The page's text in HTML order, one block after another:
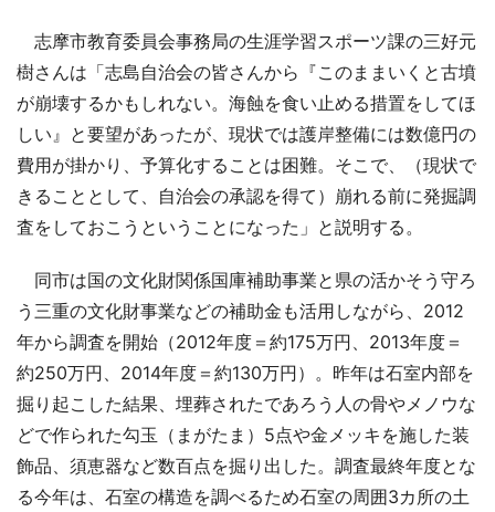
志摩市教育委員会事務局の生涯学習スポーツ課の三好元
樹さんは「志島自治会の皆さんから『このままいくと古墳
が崩壊するかもしれない。海蝕を食い止める措置をしてほ
しい』と要望があったが、現状では護岸整備には数億円の
費用が掛かり、予算化することは困難。そこで、（現状で
きることとして、自治会の承認を得て）崩れる前に発掘調
査をしておこうということになった」と説明する。
同市は国の文化財関係国庫補助事業と県の活かそう守ろ
う三重の文化財事業などの補助金も活用しながら、2012
年から調査を開始（2012年度＝約175万円、2013年度＝
約250万円、2014年度＝約130万円）。昨年は石室内部を
掘り起こした結果、埋葬されたであろう人の骨やメノウな
どで作られた勾玉（まがたま）5点や金メッキを施した装
飾品、須恵器など数百点を掘り出した。調査最終年度とな
る今年は、石室の構造を調べるため石室の周囲3カ所の土